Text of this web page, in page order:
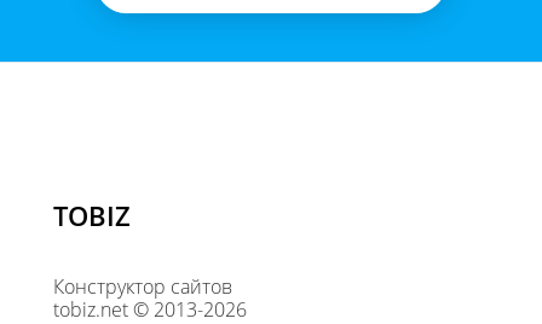
TOBIZ
Конструктор сайтов
tobiz.net © 2013-2026